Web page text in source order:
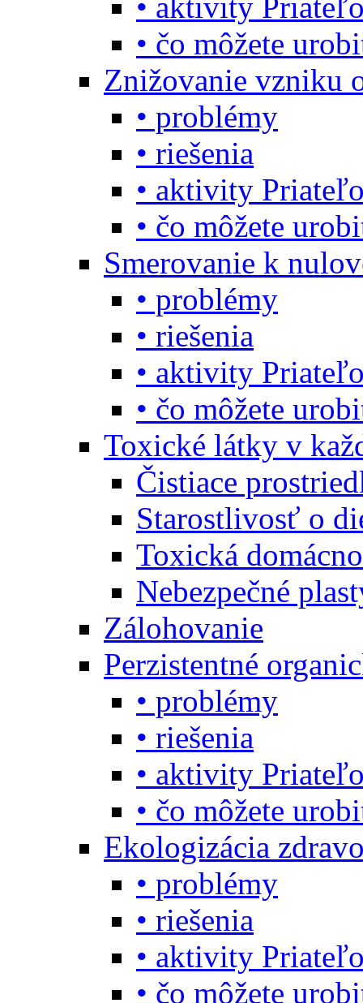
• čo môžete
Znižovanie vzniku
• problémy
• riešenia
• aktivity
• čo môžete
Smerovanie k
• problémy
• riešenia
• aktivity
• čo môžete
Toxické látky v
Čistiace
Starostlivosť o
Toxická
Nebezpečné
Zálohovanie
Perzistentné
• problémy
• riešenia
• aktivity
• čo môžete
Ekologizácia
• problémy
• riešenia
• aktivity
• čo môžete